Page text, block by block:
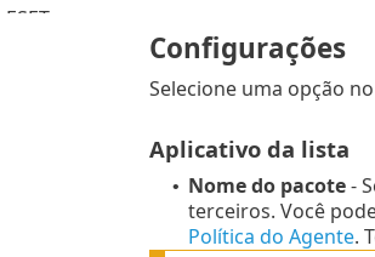
Configurações
Selecione uma opção
Aplicativo da lista
• Nome do pacote-
terceiros. Você
Política do Agente.